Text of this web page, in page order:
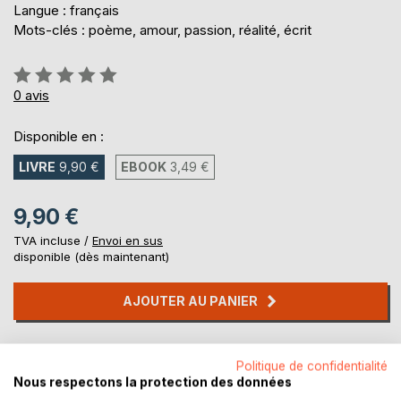
Langue : français
Mots-clés : poème, amour, passion, réalité, écrit
Évaluation:
0%
0 avis
Disponible en :
LIVRE 9,90 € EBOOK 3,49 €
9,90 €
TVA incluse / Envoi en sus
disponible (dès maintenant)
AJOUTER AU PANIER
Politique de confidentialité
Nous respectons la protection des données